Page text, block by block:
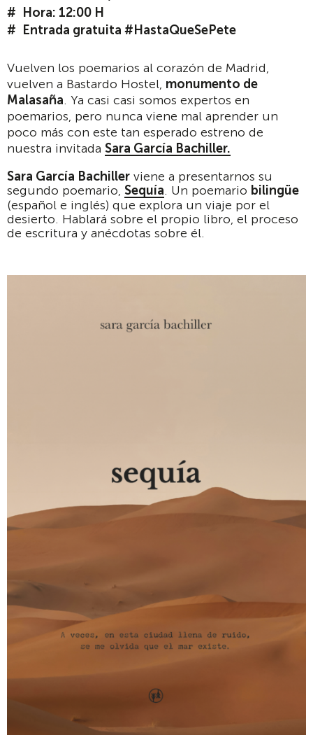
Hora: 12:00 H
Entrada gratuita #HastaQueSePete
Vuelven los poemarios al corazón de Madrid,
vuelven a Bastardo Hostel, monumento de
Malasaña. Ya casi casi somos expertos en
poemarios, pero nunca viene mal aprender un
poco más con este tan esperado estreno de
nuestra invitada Sara García Bachiller.
Sara García Bachiller viene a presentarnos su
segundo poemario, Sequía. Un poemario bilingüe
(español e inglés) que explora un viaje por el
desierto. Hablará sobre el propio libro, el proceso
de escritura y anécdotas sobre él.